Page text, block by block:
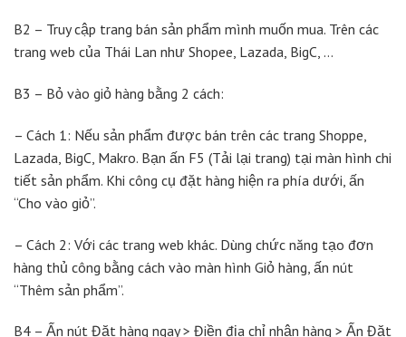
B2 – Truy cập trang bán sản phẩm mình muốn mua. Trên các
trang web của Thái Lan như Shopee, Lazada, BigC, …
B3 – Bỏ vào giỏ hàng bằng 2 cách:
– Cách 1: Nếu sản phẩm được bán trên các trang Shoppe,
Lazada, BigC, Makro. Bạn ấn F5 (Tải lại trang) tại màn hình chi
tiết sản phẩm. Khi công cụ đặt hàng hiện ra phía dưới, ấn
“Cho vào giỏ”.
– Cách 2: Với các trang web khác. Dùng chức năng tạo đơn
hàng thủ công bằng cách vào màn hình Giỏ hàng, ấn nút
“Thêm sản phẩm”.
B4 – Ấn nút Đặt hàng ngay > Điền địa chỉ nhận hàng > Ấn Đặt